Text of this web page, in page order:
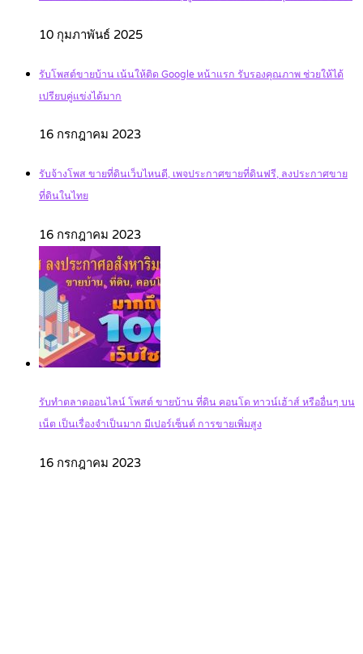
10 กุมภาพันธ์ 2025
รับโพสต์ขายบ้าน เน้นให้ติด Google หน้าแรก รับรองคุณภาพ ช่วยให้ได้
เปรียบคู่แข่งได้มาก
16 กรกฎาคม 2023
รับจ้างโพส ขายที่ดินเว็บไหนดี, เพจประกาศขายที่ดินฟรี, ลงประกาศขาย
ที่ดินในไทย
16 กรกฎาคม 2023
รับทำตลาดออนไลน์ โพสต์ ขายบ้าน ที่ดิน คอนโด ทาวน์เฮ้าส์ หรืออื่นๆ บน
เน็ต เป็นเรื่องจำเป็นมาก มีเปอร์เซ็นต์ การขายเพิ่มสูง
16 กรกฎาคม 2023